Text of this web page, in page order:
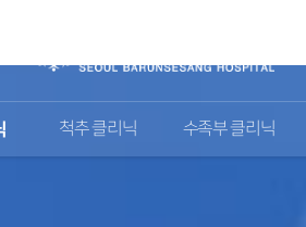
척추 클리닉 수족부 클리닉